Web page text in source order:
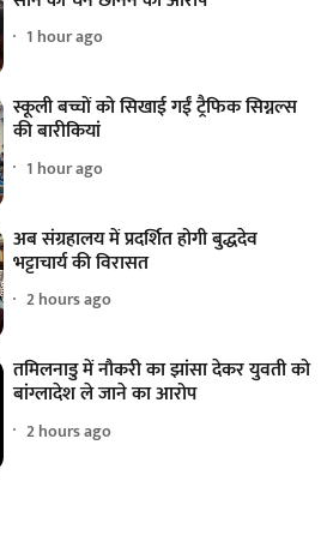
1 hour ago
स्कूली बच्चों को सिखाई गईं ट्रैफिक सिग्नल्स
की बारीकियां
1 hour ago
अब संग्रहालय में प्रदर्शित होगी बुद्धदेव
भट्टाचार्य की विरासत
2 hours ago
तमिलनाडु में नौकरी का झांसा देकर युवती को
बांग्लादेश ले जाने का आरोप
2 hours ago